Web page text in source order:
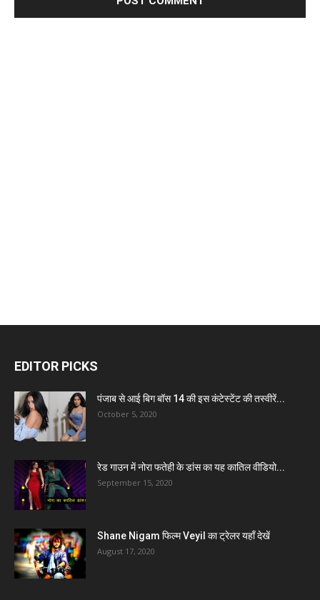
EDITOR PICKS
पंजाब से आई बिग बॉस 14 की इस कंटेस्टेंट की तस्वीरें...
October 5, 2020
रेड गाउन में नोरा फतेही के डांस का यह कातिल वीडियो...
September 15, 2020
Shane Nigam फिल्म Veyil का ट्रेलर यहाँ देखें
August 17, 2020